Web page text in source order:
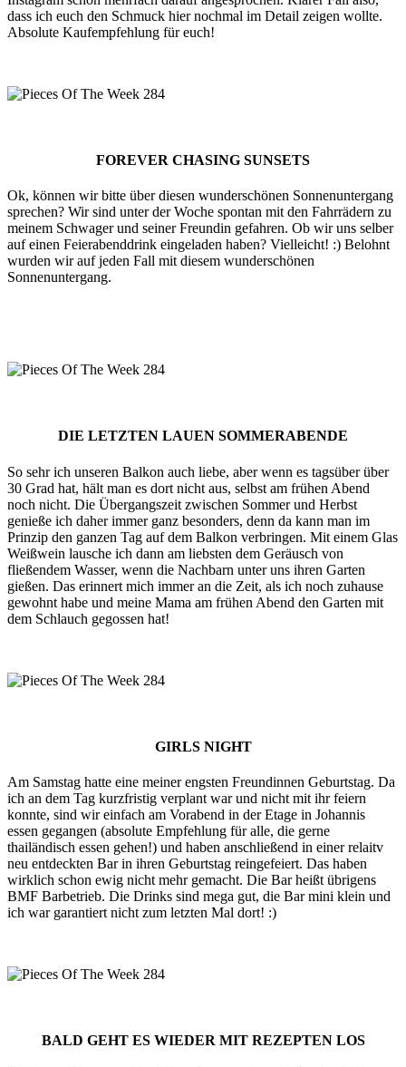
dass ich euch den Schmuck hier nochmal im Detail zeigen wollte.
Absolute Kaufempfehlung für euch!
FOREVER CHASING SUNSETS
Ok, können wir bitte über diesen wunderschönen Sonnenuntergang
sprechen? Wir sind unter der Woche spontan mit den Fahrrädern zu
meinem Schwager und seiner Freundin gefahren. Ob wir uns selber
auf einen Feierabenddrink eingeladen haben? Vielleicht! :) Belohnt
wurden wir auf jeden Fall mit diesem wunderschönen
Sonnenuntergang.
DIE LETZTEN LAUEN SOMMERABENDE
So sehr ich unseren Balkon auch liebe, aber wenn es tagsüber über
30 Grad hat, hält man es dort nicht aus, selbst am frühen Abend
noch nicht. Die Übergangszeit zwischen Sommer und Herbst
genieße ich daher immer ganz besonders, denn da kann man im
Prinzip den ganzen Tag auf dem Balkon verbringen. Mit einem Glas
Weißwein lausche ich dann am liebsten dem Geräusch von
fließendem Wasser, wenn die Nachbarn unter uns ihren Garten
gießen. Das erinnert mich immer an die Zeit, als ich noch zuhause
gewohnt habe und meine Mama am frühen Abend den Garten mit
dem Schlauch gegossen hat!
GIRLS NIGHT
Am Samstag hatte eine meiner engsten Freundinnen Geburtstag. Da
ich an dem Tag kurzfristig verplant war und nicht mit ihr feiern
konnte, sind wir einfach am Vorabend in der Etage in Johannis
essen gegangen (absolute Empfehlung für alle, die gerne
thailändisch essen gehen!) und haben anschließend in einer relaitv
neu entdeckten Bar in ihren Geburtstag reingefeiert. Das haben
wirklich schon ewig nicht mehr gemacht. Die Bar heißt übrigens
BMF Barbetrieb. Die Drinks sind mega gut, die Bar mini klein und
ich war garantiert nicht zum letzten Mal dort! :)
BALD GEHT ES WIEDER MIT REZEPTEN LOS